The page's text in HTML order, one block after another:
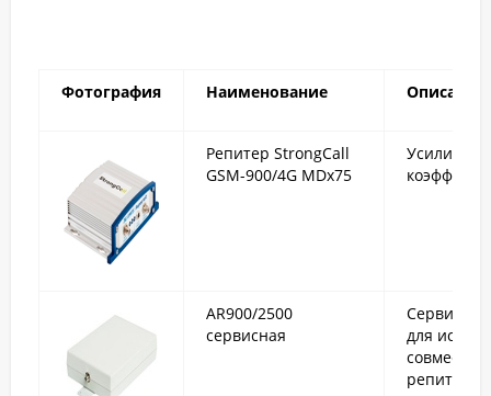
Фотография Наименование Описание
Репитер StrongCall
GSM-900/4G MDx75
Усилитель
AR900/2500
сервисная
для